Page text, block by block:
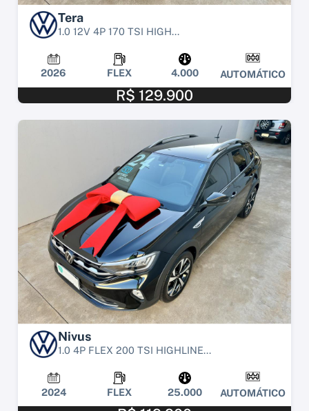
Tera
1.0 12V 4P 170 TSI HIGH...
2026 FLEX 4.000 AUTOMÁTICO
R$ 129.900
Nivus
1.0 4P FLEX 200 TSI HIGHLINE...
2024 FLEX 25.000 AUTOMÁTICO